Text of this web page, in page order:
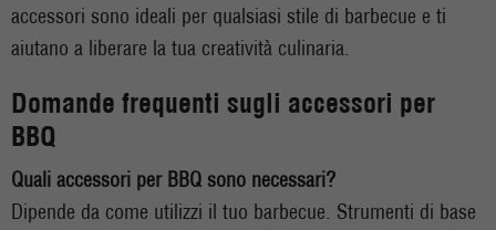
accessori sono ideali per qualsiasi stile di barbecue e ti
aiutano a liberare la tua creatività culinaria.
Domande frequenti sugli accessori per
BBQ
Quali accessori per BBQ sono necessari?
Dipende da come utilizzi il tuo barbecue. Strumenti di base